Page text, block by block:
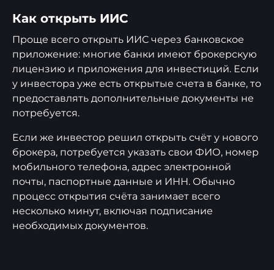
Как открыть ИИС
Проще всего открыть ИИС через банковское
приложение: многие банки имеют брокерскую
лицензию и приложения для инвестиций. Если
у инвестора уже есть открытые счета в банке, то
предоставлять дополнительные документы не
потребуется.
Если же инвестор решил открыть счёт у нового
брокера, потребуется указать свои ФИО, номер
мобильного телефона, адрес электронной
почты, паспортные данные и ИНН. Обычно
процесс открытия счёта занимает всего
несколько минут, включая подписание
необходимых документов.